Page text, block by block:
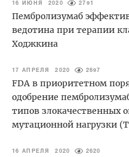
16 ИЮНЯ 2020 2791
Пембролизумаб
ведотина при терапии
Ходжкина
17 АПРЕЛЯ 2020 2697
FDA в приоритетном
одобрение
типов злокачественных
мутационной нагрузки
16 АПРЕЛЯ 2020 2620